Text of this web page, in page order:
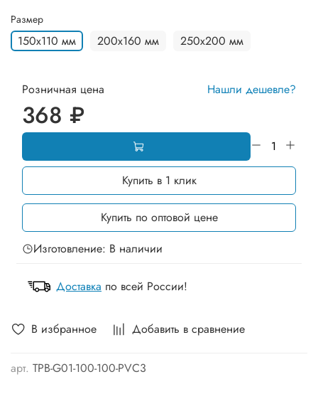
В избранное Добавить в сравнение
арт. TPB-G01-100-100-PVC3
Размер
150х110 мм 200х160 мм 250х200 мм
Розничная цена Нашли дешевле?
368 ₽
Купить в 1 клик
Купить по оптовой цене
Изготовление: В наличии
Доставка по всей России!